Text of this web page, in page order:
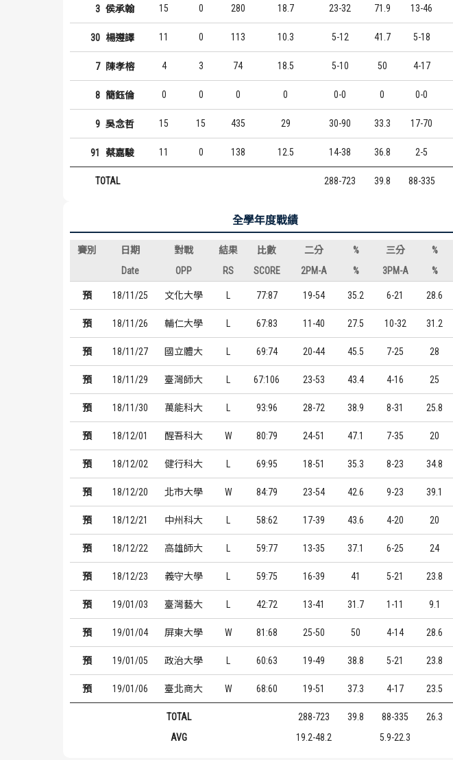
3 侯承翰 15 0 280 18.7 23-32 71.9 13-46
30 楊遵譯 11 0 113 10.3 5-12 41.7 5-18
7 陳孝榕 4 3 74 18.5 5-10 50 4-17
8 簡鈺倫 0 0 0 0 0-0 0 0-0
9 吳念哲 15 15 435 29 30-90 33.3 17-70
91 蔡嘉駿 11 0 138 12.5 14-38 36.8 2-5
TOTAL 288-723 39.8 88-335
全學年度戰績
賽別 日期 對戰 結果 比數 二分 % 三分 %
Date
OPP RS SCORE 2PM-A % 3PM-A %
預 18/11/25 文化大學 77:87 19-54 35.2 6-21 28.6
預 18/11/26 輔仁大學 67:83 11-40 27.5 10-32 31.2
預 18/11/27 國立體大 69:74 20-44 45.5 7-25 28
預 18/11/29 臺灣師大 67:106 23-53 43.4 4-16 25
預 18/11/30 萬能科大 93:96 28-72 38.9 8-31 25.8
預 18/12/01 醒吾科大 W 80:79 24-51 47.1 7-35 20
預 18/12/02 健行科大 69:95 18-51 35.3 8-23 34.8
預 18/12/20 北市大學 W 84:79 23-54 42.6 9-23 39.1
預 18/12/21 中州科大 58:62 17-39 43.6 4-20 20
預 18/12/22 高雄師大 59:77 13-35 37.1 6-25 24
預 18/12/23 義守大學 59:75 16-39 41 5-21 23.8
預 19/01/03 臺灣藝大 42:72 13-41 31.7 1-11 9.1
預 19/01/04 屏東大學 W 81:68 25-50 50 4-14 28.6
預 19/01/05 政治大學 60:63 19-49 38.8 5-21 23.8
預 19/01/06 臺北商大 W 68:60 19-51 37.3 4-17 23.5
TOTAL 288-723 39.8 88-335 26.3
AVG
19.2-48.2 5.9-22.3